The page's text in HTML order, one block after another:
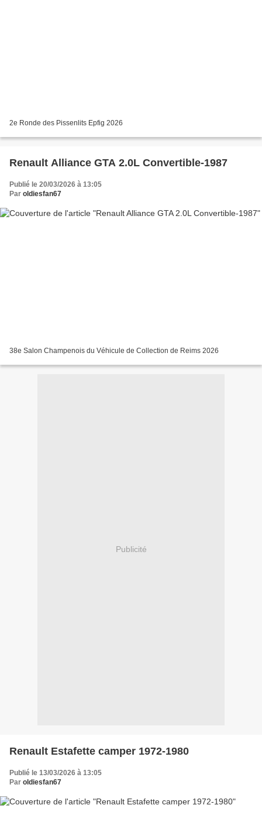
2e Ronde des Pissenlits Epfig 2026
Renault Alliance GTA 2.0L Convertible-1987
Publié le 20/03/2026 à 13:05
Par oldiesfan67
38e Salon Champenois du Véhicule de Collection de Reims 2026
Publicité
Renault Estafette camper 1972-1980
Publié le 13/03/2026 à 13:05
Par oldiesfan67